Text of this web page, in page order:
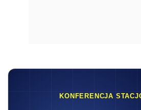
KONFERENCJA